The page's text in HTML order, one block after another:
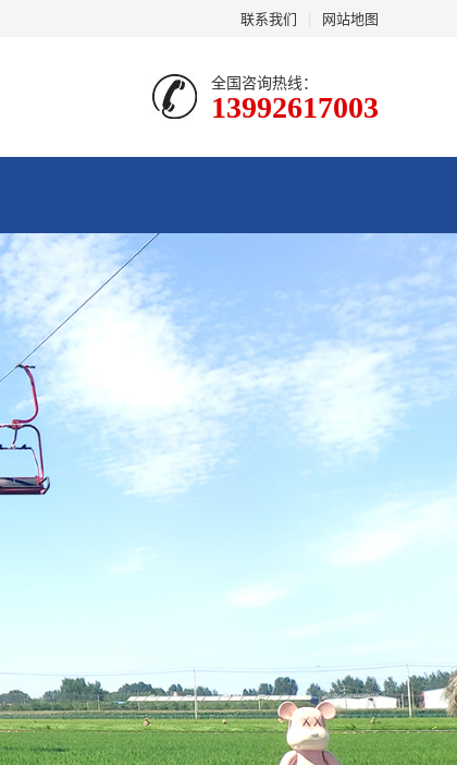
联系我们 网站地图
全国咨询热线：
13992617003